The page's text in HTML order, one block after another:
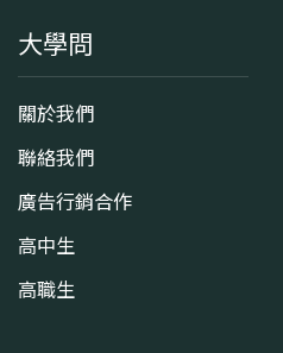
大學問
關於我們
聯絡我們
廣告行銷合作
高中生
高職生